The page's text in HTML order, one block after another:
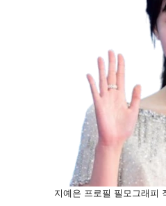
지예은 프로필 필모그래피